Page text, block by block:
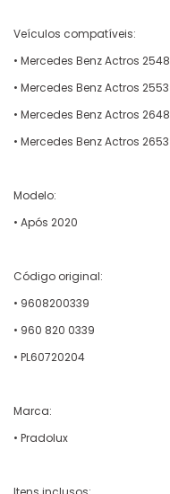
Veículos compatíveis:
• Mercedes Benz Actros 2548
• Mercedes Benz Actros 2553
• Mercedes Benz Actros 2648
• Mercedes Benz Actros 2653
Modelo:
• Após 2020
Código original:
• 9608200339
• 960 820 0339
• PL60720204
Marca:
• Pradolux